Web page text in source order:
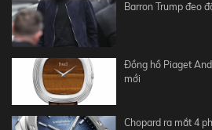
Barron Trump đeo
Đồng hồ Piaget
mới
Chopard ra mắt 4